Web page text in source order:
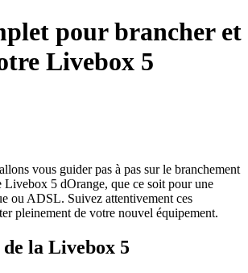
pour brancher et
Livebox 5
vous guider pas à pas sur le branchement
Livebox 5 dOrange, que ce soit pour une
ou ADSL. Suivez attentivement ces
pleinement de votre nouvel équipement.
la Livebox 5